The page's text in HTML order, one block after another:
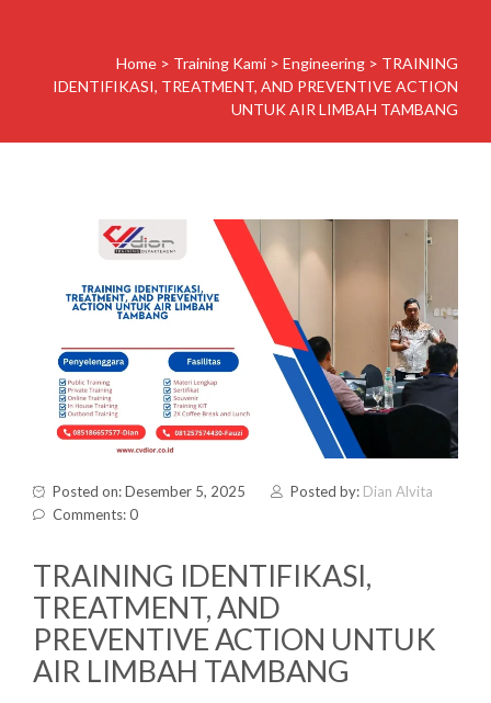
Home > Training Kami > Engineering > TRAINING
IDENTIFIKASI, TREATMENT, AND PREVENTIVE ACTION
UNTUK AIR LIMBAH TAMBANG
Posted on: Desember 5, 2025 Posted by: Dian Alvita
Comments: 0
TRAINING IDENTIFIKASI,
TREATMENT, AND
PREVENTIVE ACTION UNTUK
AIR LIMBAH TAMBANG